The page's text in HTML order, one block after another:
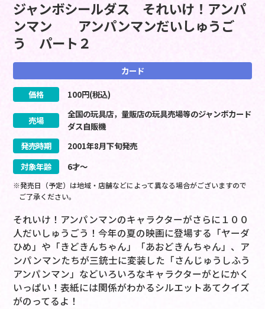
ジャンボシールダス それいけ！アンパ
ンマン アンパンマンだいしゅうご
う パート２
カード
価格 100円(税込)
売場
全国の玩具店，量販店の玩具売場等のジャンボカード
ダス自販機
発売時期
2001年8月下旬発売
対象年齢
6才～
※発売日（予定）は地域・店舗などによって異なる場合がございますので
ご了承ください。
それいけ！アンパンマンのキャラクターがさらに１００
人だいしゅうごう！今年の夏の映画に登場する「ヤーダ
ひめ」や「きどきんちゃん」「あおどきんちゃん」、ア
ンパンマンたちが三銃士に変装した「さんじゅうしふう
アンパンマン」などいろいろなキャラクターがとにかく
いっぱい！表紙には関係がわかるシルエットあてクイズ
がのってるよ！